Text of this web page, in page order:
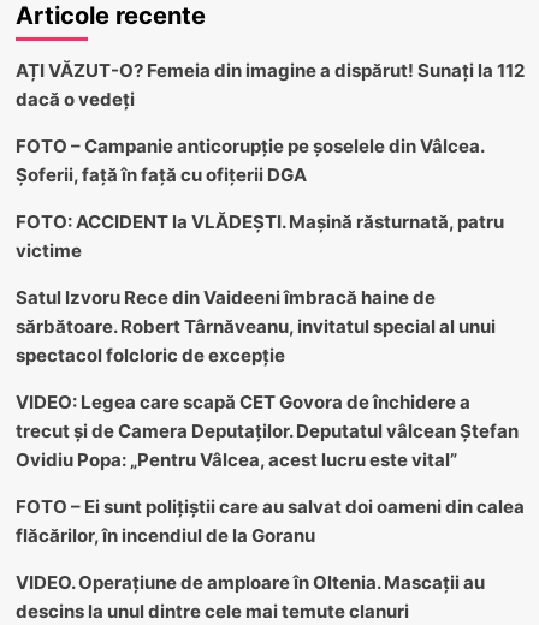
Articole recente
AȚI VĂZUT-O? Femeia din imagine a dispărut! Sunați la 112
dacă o vedeți
FOTO – Campanie anticorupție pe șoselele din Vâlcea.
Șoferii, față în față cu ofițerii DGA
FOTO: ACCIDENT la VLĂDEȘTI. Mașină răsturnată, patru
victime
Satul Izvoru Rece din Vaideeni îmbracă haine de
sărbătoare. Robert Târnăveanu, invitatul special al unui
spectacol folcloric de excepție
VIDEO: Legea care scapă CET Govora de închidere a
trecut și de Camera Deputaților. Deputatul vâlcean Ștefan
Ovidiu Popa: „Pentru Vâlcea, acest lucru este vital”
FOTO – Ei sunt polițiștii care au salvat doi oameni din calea
flăcărilor, în incendiul de la Goranu
VIDEO. Operațiune de amploare în Oltenia. Mascații au
descins la unul dintre cele mai temute clanuri